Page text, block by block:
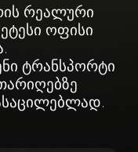
რეალური
ოფისი
ტრანსპორტი